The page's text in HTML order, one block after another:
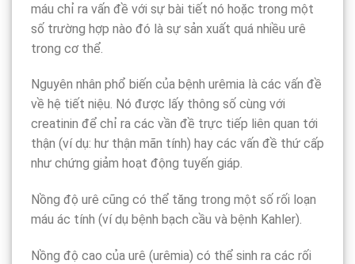
máu chỉ ra vấn đề với sự bài tiết nó hoặc trong một
số trường hợp nào đó là sự sản xuất quá nhiều urê
trong cơ thể.
Nguyên nhân phổ biến của bệnh urêmia là các vấn đề
về hệ tiết niệu. Nó được lấy thông số cùng với
creatinin để chỉ ra các vần đề trực tiếp liên quan tới
thận (ví dụ: hư thận mãn tính) hay các vấn đề thứ cấp
như chứng giảm hoạt động tuyến giáp.
Nồng độ urê cũng có thể tăng trong một số rối loạn
máu ác tính (ví dụ bệnh bạch cầu và bệnh Kahler).
Nồng độ cao của urê (urêmia) có thể sinh ra các rối